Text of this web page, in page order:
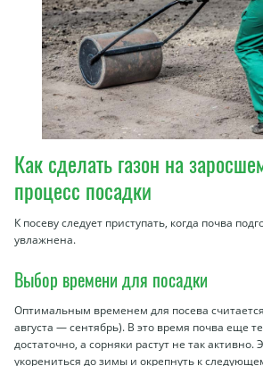
Как сделать газон на
процесс посадки
К посеву следует приступать, когда почва
увлажнена.
Выбор времени для посадки
Оптимальным временем для посева
августа — сентябрь). В это время почва еще
достаточно, а сорняки растут не так активно.
укорениться до зимы и окрепнуть к